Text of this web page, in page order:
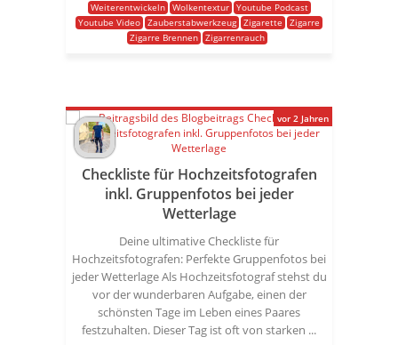
Weiterentwickeln
Wolkentextur
Youtube Podcast
Youtube Video Zauberstabwerkzeug Zigarette
Zigarre
Zigarre Brennen
Zigarrenrauch
Checkliste für Hochzeitsfotografen
inkl. Gruppenfotos bei jeder
Wetterlage
Deine ultimative Checkliste für
Hochzeitsfotografen: Perfekte Gruppenfotos bei
jeder Wetterlage Als Hochzeitsfotograf stehst du
vor der wunderbaren Aufgabe, einen der
schönsten Tage im Leben eines Paares
festzuhalten. Dieser Tag ist oft von starken ...
vor 2 Jahren